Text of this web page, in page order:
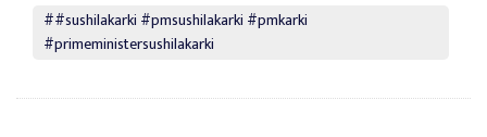
##sushilakarki #pmsushilakarki #pmkarki
#primeministersushilakarki